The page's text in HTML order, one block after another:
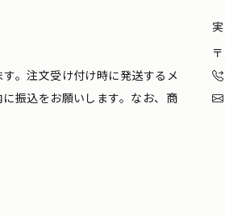
。注文受け付け時に発送するメ
振込をお願いします。なお、商